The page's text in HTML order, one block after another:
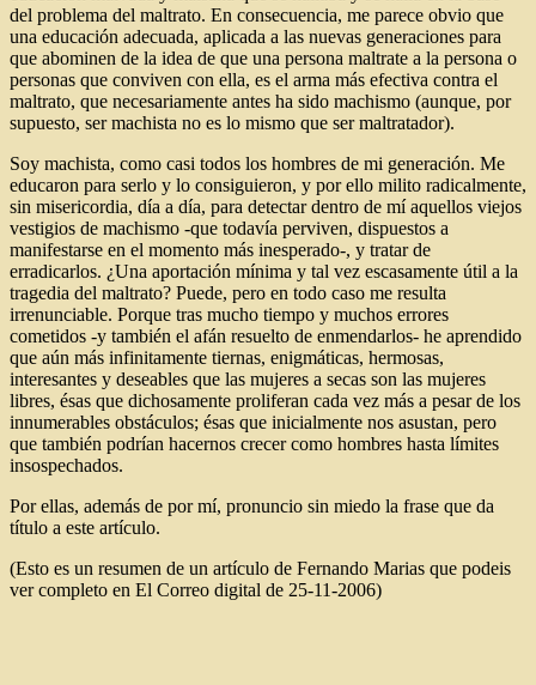
del problema del maltrato. En consecuencia, me parece obvio que
una educación adecuada, aplicada a las nuevas generaciones para
que abominen de la idea de que una persona maltrate a la persona o
personas que conviven con ella, es el arma más efectiva contra el
maltrato, que necesariamente antes ha sido machismo (aunque, por
supuesto, ser machista no es lo mismo que ser maltratador).
Soy machista, como casi todos los hombres de mi generación. Me
educaron para serlo y lo consiguieron, y por ello milito radicalmente,
sin misericordia, día a día, para detectar dentro de mí aquellos viejos
vestigios de machismo -que todavía perviven, dispuestos a
manifestarse en el momento más inesperado-, y tratar de
erradicarlos. ¿Una aportación mínima y tal vez escasamente útil a la
tragedia del maltrato? Puede, pero en todo caso me resulta
irrenunciable. Porque tras mucho tiempo y muchos errores
cometidos -y también el afán resuelto de enmendarlos- he aprendido
que aún más infinitamente tiernas, enigmáticas, hermosas,
interesantes y deseables que las mujeres a secas son las mujeres
libres, ésas que dichosamente proliferan cada vez más a pesar de los
innumerables obstáculos; ésas que inicialmente nos asustan, pero
que también podrían hacernos crecer como hombres hasta límites
insospechados.
Por ellas, además de por mí, pronuncio sin miedo la frase que da
título a este artículo.
(Esto es un resumen de un artículo de Fernando Marias que podeis
ver completo en El Correo digital de 25-11-2006)